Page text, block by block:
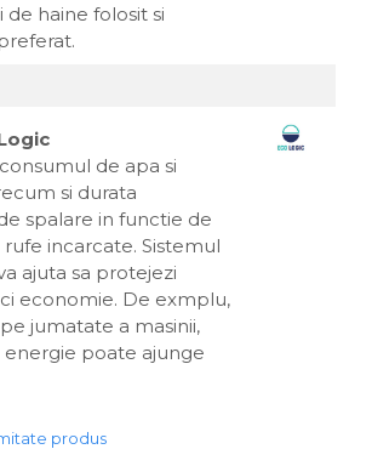
haine folosit si
de apa si
si durata
spalare in functie de
incarcate. Sistemul
ajuta sa protejezi
economie. De exmplu,
jumatate a masinii,
poate ajunge
produs